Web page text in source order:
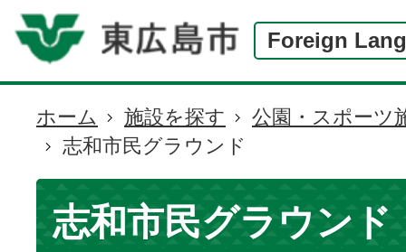
Foreign
現
在
の
位
置
ホーム 施設を探す
公園・スポーツ
志和市民グラウンド
志和市民グラウンド